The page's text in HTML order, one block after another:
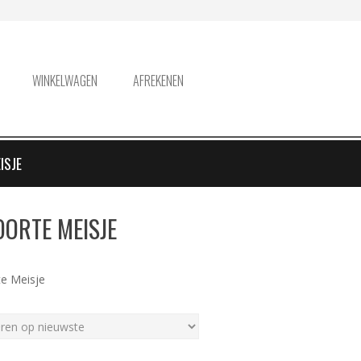
WINKELWAGEN AFREKENEN
MEISJE
Meisje